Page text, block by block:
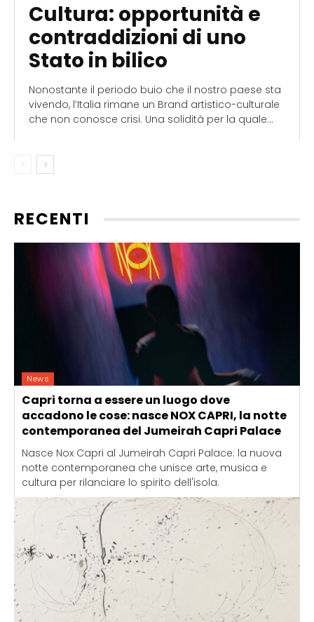
Cultura: opportunità e
contraddizioni di uno
Stato in bilico
Nonostante il periodo buio che il nostro paese sta
vivendo, l’Italia rimane un Brand artistico-culturale
che non conosce crisi. Una solidità per la quale...
RECENTI
News
Capri torna a essere un luogo dove
accadono le cose: nasce NOX CAPRI, la notte
contemporanea del Jumeirah Capri Palace
Nasce Nox Capri al Jumeirah Capri Palace: la nuova
notte contemporanea che unisce arte, musica e
cultura per rilanciare lo spirito dell'isola.